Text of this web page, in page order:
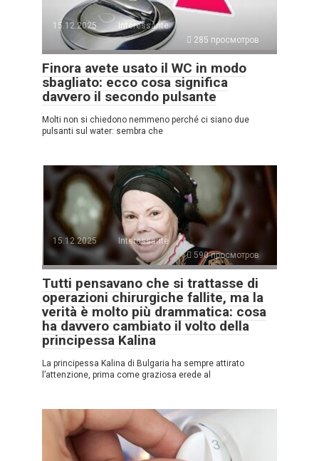
15.12.2025
Interessante
285 просмотров
Finora avete usato il WC in modo
sbagliato: ecco cosa significa
davvero il secondo pulsante
Molti non si chiedono nemmeno perché ci siano due
pulsanti sul water: sembra che
15.12.2025
Interessante
590 просмотров
Tutti pensavano che si trattasse di
operazioni chirurgiche fallite, ma la
verità è molto più drammatica: cosa
ha davvero cambiato il volto della
principessa Kalina
La principessa Kalina di Bulgaria ha sempre attirato
l’attenzione, prima come graziosa erede al